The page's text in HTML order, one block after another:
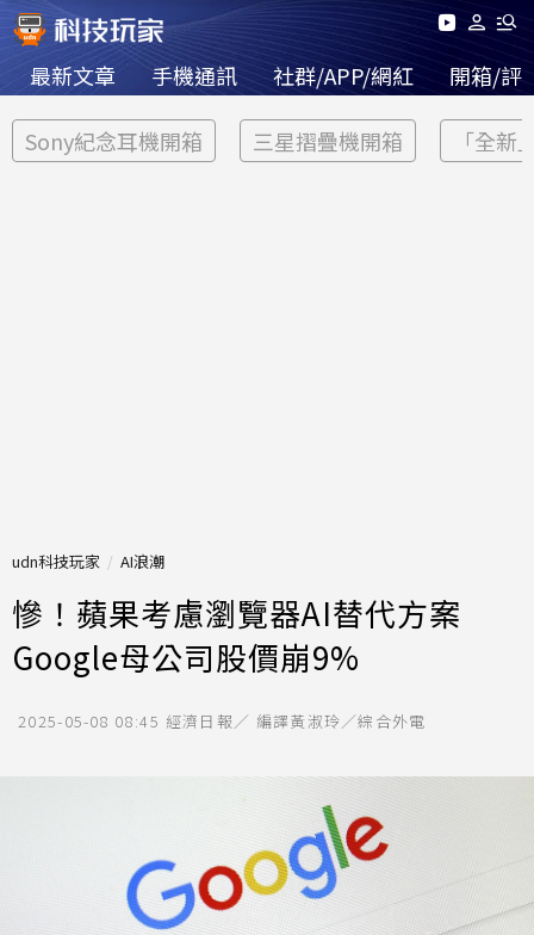
最新文章 手機通訊 社群/APP/網紅 開箱/評
Sony紀念耳機開箱 三星摺疊機開箱 「全新
udn科技玩家 AI浪潮
慘！蘋果考慮瀏覽器AI替代方案
Google母公司股價崩9%
2025-05-08 08:45 經濟日報／ 編譯黃淑玲／綜合外電